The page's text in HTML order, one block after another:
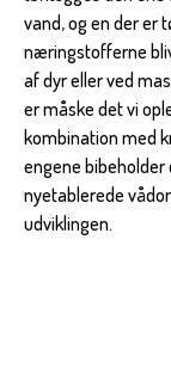
vand, og en der er
næringstofferne
af dyr eller ved
er måske det vi
kombination med
engene bibeholder
nyetablerede
udviklingen.